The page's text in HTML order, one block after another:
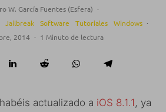
W. García Fuentes (Esfera) ·
Jailbreak Software Tutoriales Windows ·
2014 · 1 Minuto de lectura
actualizado a iOS 8.1.1, ya